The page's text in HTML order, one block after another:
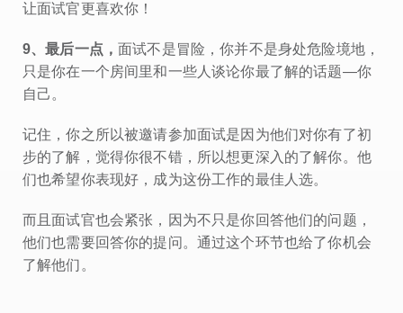
让面试官更喜欢你！
9、最后一点，面试不是冒险，你并不是身处危险境地，
只是你在一个房间里和一些人谈论你最了解的话题—你
自己。
记住，你之所以被邀请参加面试是因为他们对你有了初
步的了解，觉得你很不错，所以想更深入的了解你。他
们也希望你表现好，成为这份工作的最佳人选。
而且面试官也会紧张，因为不只是你回答他们的问题，
他们也需要回答你的提问。通过这个环节也给了你机会
了解他们。